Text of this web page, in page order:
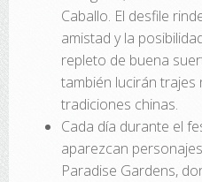
Caballo. El desfile
amistad y la
repleto de buena
también lucirán trajes
tradiciones chinas.
Cada día durante el
aparezcan
Paradise Gardens,